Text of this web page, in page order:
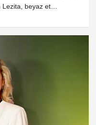
Lezita, beyaz et
tüketiminin gelecek 10
fazlasını geçerek, %15
Müdürü Mesut Ergül
konuştuk.